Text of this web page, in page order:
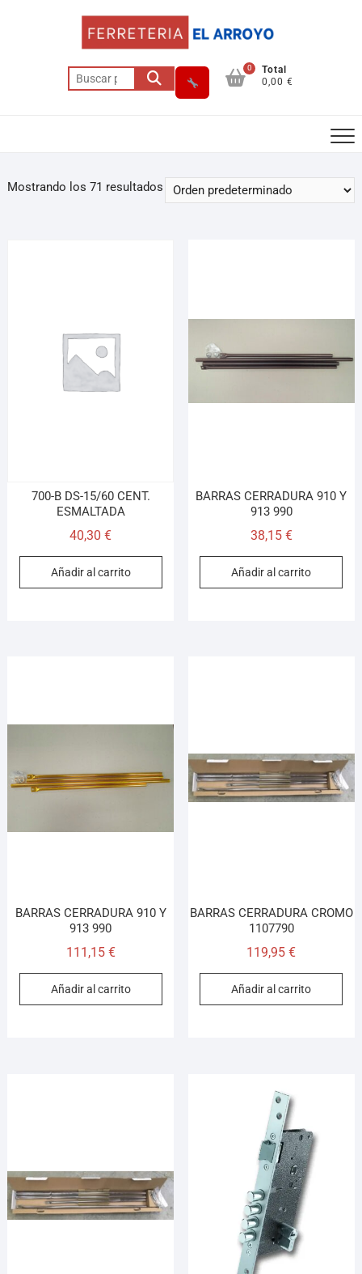
0
Total
0,00 €
Mostrando los 71 resultados
700-B DS-15/60 CENT.
ESMALTADA
40,30€
Añadir al carrito
BARRAS CERRADURA 910 Y
913 990
38,15 €
Añadir al carrito
BARRAS CERRADURA 910 Y
913 990
111,15 €
Añadir al carrito
BARRAS CERRADURA CROMO
1107790
119,95€
Añadir al carrito
Asesor El Arroyo
En línea · responde en segundos
aunque no sepas el nombre exacto